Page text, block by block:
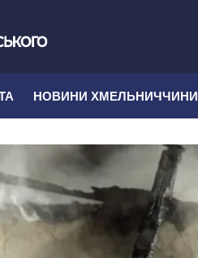
НОВИНИ ХМЕЛЬНИЧЧИНИ